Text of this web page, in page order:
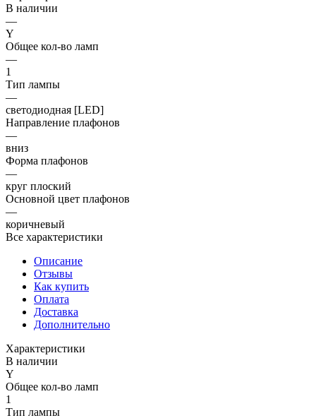
В наличии
—
Y
Общее кол-во ламп
—
1
Тип лампы
—
светодиодная [LED]
Направление плафонов
—
вниз
Форма плафонов
—
круг плоский
Основной цвет плафонов
—
коричневый
Все характеристики
Описание
Отзывы
Как купить
Оплата
Доставка
Дополнительно
Характеристики
В наличии
Y
Общее кол-во ламп
1
Тип лампы